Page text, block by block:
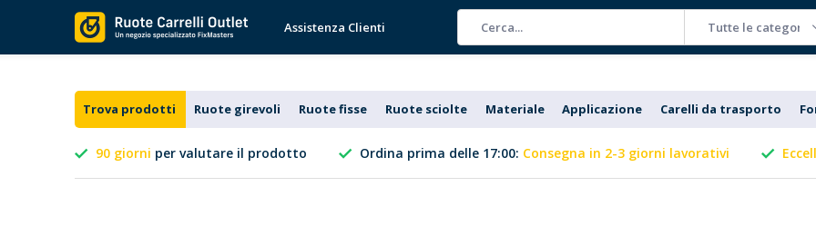
Assistenza Clienti Tutte le categorie
Trova prodotti Ruote girevoli Ruote fisse Ruote sciolte Materiale Applicazione Carelli da trasporto
90 giorni per valutare il prodotto Ordina prima delle 17:00: Consegna in 2-3 giorni lavorativi